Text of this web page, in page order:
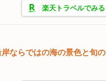
楽天トラベルでみる
ならではの海の景色と旬の